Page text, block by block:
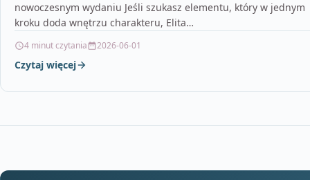
nowoczesnym wydaniu Jeśli szukasz elementu, który w jednym
kroku doda wnętrzu charakteru, Elita…
4 minut czytania 2026-06-01
Czytaj więcej